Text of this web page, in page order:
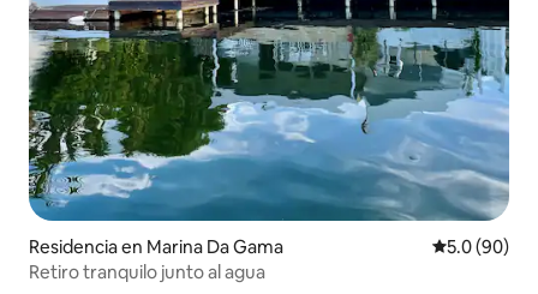
Residencia en Marina Da Gama Calificación
5.0 (90)
Retiro tranquilo junto al agua